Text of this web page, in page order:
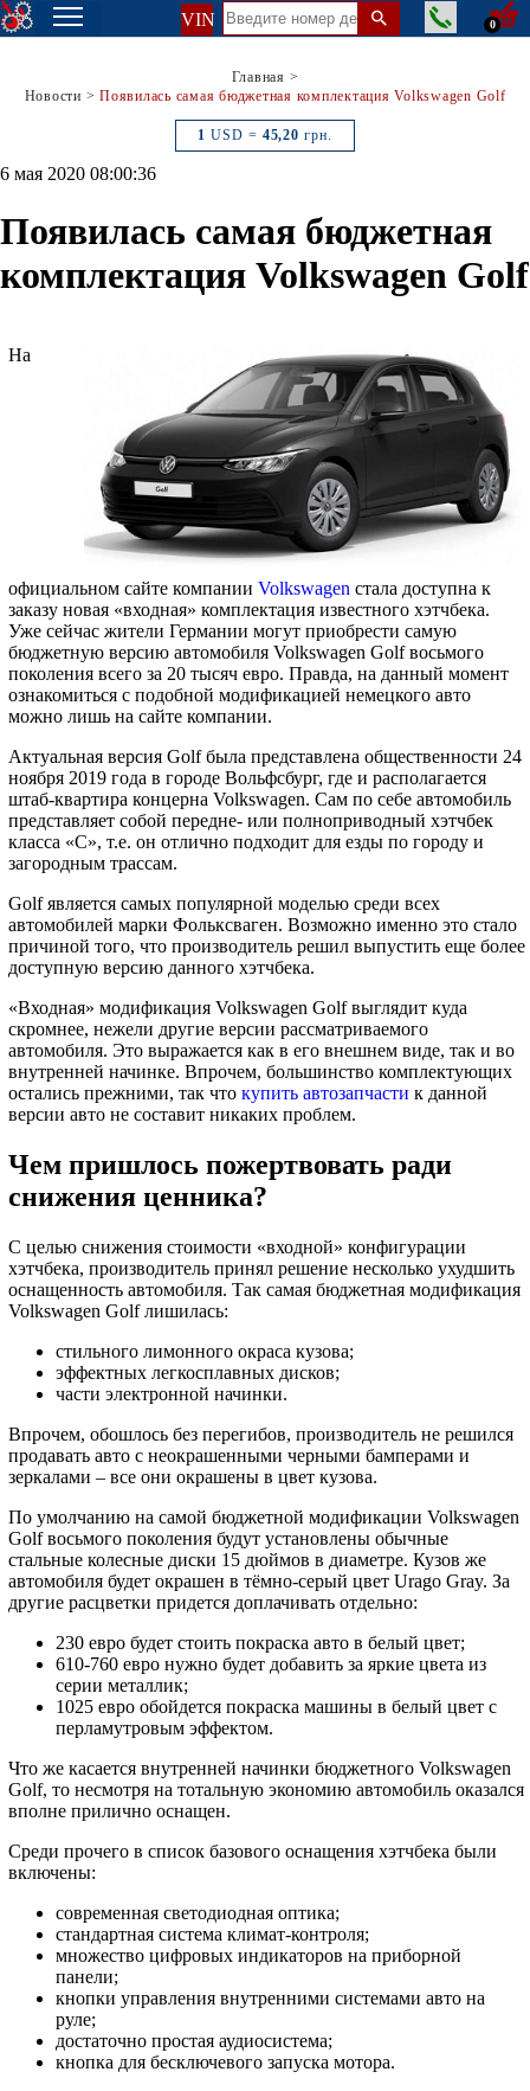
VIN 0
Главная >
Новости > Появилась самая бюджетная комплектация Volkswagen Golf
1 USD = 45,20 грн.
6 мая 2020 08:00:36
Появилась самая бюджетная
комплектация Volkswagen Golf
На
официальном сайте компании Volkswagen стала доступна к
заказу новая «входная» комплектация известного хэтчбека.
Уже сейчас жители Германии могут приобрести самую
бюджетную версию автомобиля Volkswagen Golf восьмого
поколения всего за 20 тысяч евро. Правда, на данный момент
ознакомиться с подобной модификацией немецкого авто
можно лишь на сайте компании.
Актуальная версия Golf была представлена общественности 24
ноября 2019 года в городе Вольфсбург, где и располагается
штаб-квартира концерна Volkswagen. Сам по себе автомобиль
представляет собой передне- или полноприводный хэтчбек
класса «С», т.е. он отлично подходит для езды по городу и
загородным трассам.
Golf является самых популярной моделью среди всех
автомобилей марки Фольксваген. Возможно именно это стало
причиной того, что производитель решил выпустить еще более
доступную версию данного хэтчбека.
«Входная» модификация Volkswagen Golf выглядит куда
скромнее, нежели другие версии рассматриваемого
автомобиля. Это выражается как в его внешнем виде, так и во
внутренней начинке. Впрочем, большинство комплектующих
остались прежними, так что купить автозапчасти к данной
версии авто не составит никаких проблем.
Чем пришлось пожертвовать ради
снижения ценника?
С целью снижения стоимости «входной» конфигурации
хэтчбека, производитель принял решение несколько ухудшить
оснащенность автомобиля. Так самая бюджетная модификация
Volkswagen Golf лишилась:
стильного лимонного окраса кузова;
эффектных легкосплавных дисков;
части электронной начинки.
Впрочем, обошлось без перегибов, производитель не решился
продавать авто с неокрашенными черными бамперами и
зеркалами – все они окрашены в цвет кузова.
По умолчанию на самой бюджетной модификации Volkswagen
Golf восьмого поколения будут установлены обычные
стальные колесные диски 15 дюймов в диаметре. Кузов же
автомобиля будет окрашен в тёмно-серый цвет Urago Gray. За
другие расцветки придется доплачивать отдельно:
230 евро будет стоить покраска авто в белый цвет;
610-760 евро нужно будет добавить за яркие цвета из
серии металлик;
1025 евро обойдется покраска машины в белый цвет с
перламутровым эффектом.
Что же касается внутренней начинки бюджетного Volkswagen
Golf, то несмотря на тотальную экономию автомобиль оказался
вполне прилично оснащен.
Среди прочего в список базового оснащения хэтчбека были
включены:
современная светодиодная оптика;
стандартная система климат-контроля;
множество цифровых индикаторов на приборной
панели;
кнопки управления внутренними системами авто на
руле;
достаточно простая аудиосистема;
кнопка для бесключевого запуска мотора.